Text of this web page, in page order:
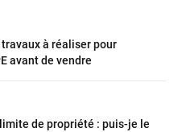
à réaliser pour
avant de vendre
de propriété : puis-je le